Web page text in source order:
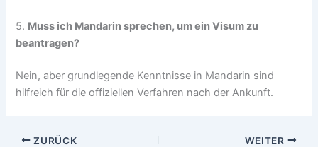
5. Muss ich Mandarin sprechen, um ein Visum zu
beantragen?
Nein, aber grundlegende Kenntnisse in Mandarin sind
hilfreich für die offiziellen Verfahren nach der Ankunft.
ZURÜCK WEITER